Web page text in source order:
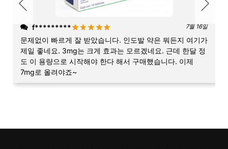
f********* 7월 16일
문제없이 빠르게 잘 받았습니다. 인도발 약은 뭐든지 여기가
제일 좋네요. 3mg는 크게 효과는 모르겠네요. 근데 한달 정
도 이 용량으로 시작해야 한다 해서 구매했습니다. 이제
7mg로 올려야죠~